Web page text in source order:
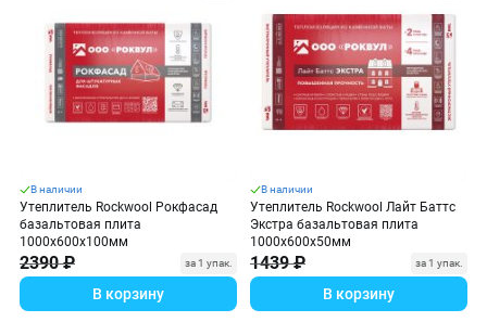
В наличии
Утеплитель Rockwool Рокфасад
базальтовая плита
1000х600х100мм
2390 ₽ за 1 упак.
В корзину
В наличии
Утеплитель Rockwool Лайт Баттс
Экстра базальтовая плита
1000х600х50мм
1439 ₽ за 1 упак.
В корзину